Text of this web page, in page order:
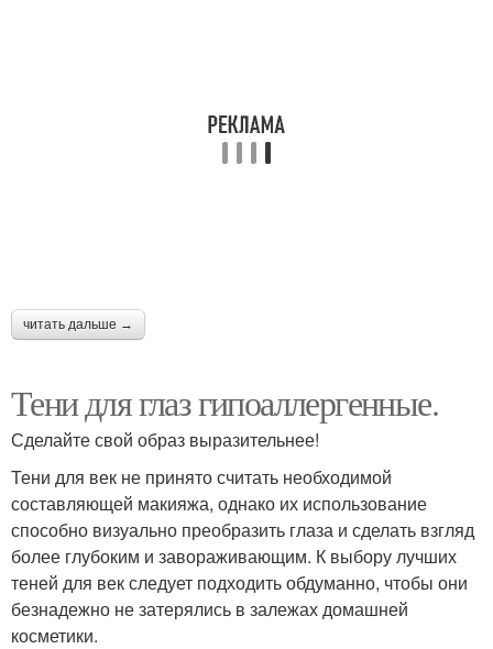
читать дальше →
Тени для глаз гипоаллергенные.
Сделайте свой образ выразительнее!
Тени для век не принято считать необходимой
составляющей макияжа, однако их использование
способно визуально преобразить глаза и сделать взгляд
более глубоким и завораживающим. К выбору лучших
теней для век следует подходить обдуманно, чтобы они
безнадежно не затерялись в залежах домашней
косметики.